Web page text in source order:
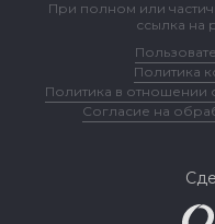
При полном или
ссылка на
Политика
Политика в отношении
Согласие на